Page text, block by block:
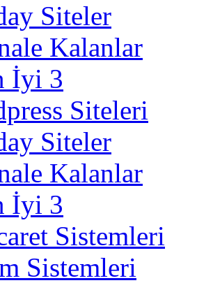
Siteler
Kalanlar
İyi 3
Siteleri
Siteler
Kalanlar
İyi 3
Sistemleri
Sistemleri